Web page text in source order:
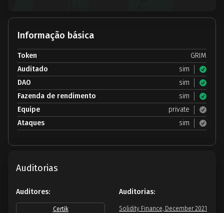
Informação básica
Token
GRIM
Auditado
sim
DAO
sim
Fazenda de rendimento
sim
Equipe
private
Ataques
sim
Auditorias
Auditores:
Certik
Auditorias:
Solidity Finance, December 2021